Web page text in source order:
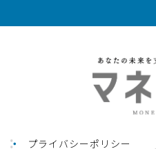
プライバシーポリシー